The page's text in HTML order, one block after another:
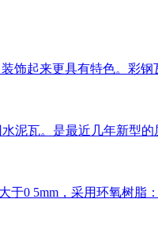
饰起来更具有特色。彩钢
泥瓦。是最近几年新型
于0 5mm，采用环氧树脂